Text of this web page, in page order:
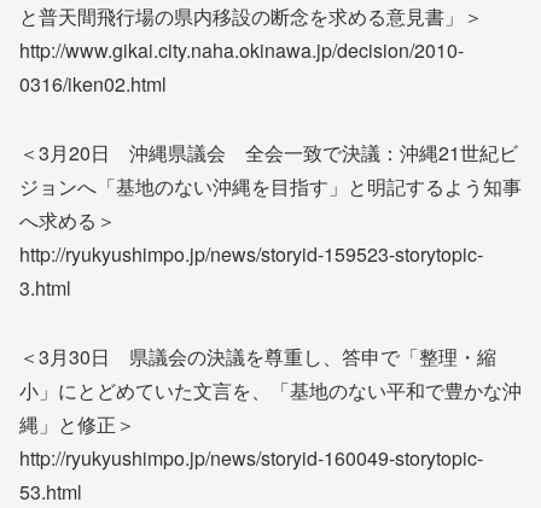
と普天間飛行場の県内移設の断念を求める意見書」＞
http://www.gikai.city.naha.okinawa.jp/decision/2010-
0316/iken02.html
＜3月20日 沖縄県議会 全会一致で決議：沖縄21世紀ビ
ジョンへ「基地のない沖縄を目指す」と明記するよう知事
へ求める＞
http://ryukyushimpo.jp/news/storyid-159523-storytopic-
3.html
＜3月30日 県議会の決議を尊重し、答申で「整理・縮
小」にとどめていた文言を、「基地のない平和で豊かな沖
縄」と修正＞
http://ryukyushimpo.jp/news/storyid-160049-storytopic-
53.html